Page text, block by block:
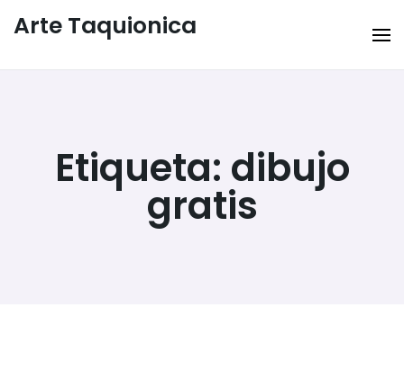
Arte Taquionica
Etiqueta: dibujo
gratis